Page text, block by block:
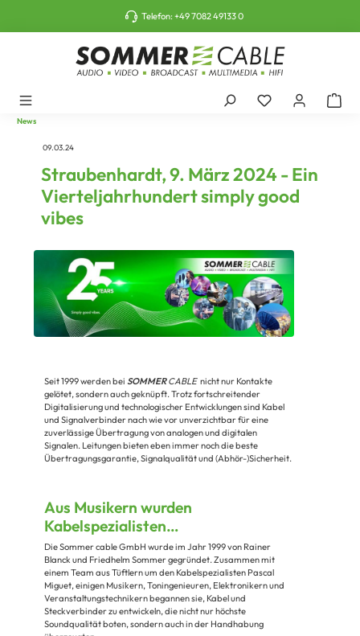
Telefon:+49 7082 49133 0
News
09.03.24
Straubenhardt, 9. März 2024 - Ein
Vierteljahrhundert simply good
vibes
Seit 1999 werden bei SOMMERCABLEnicht nur Kontakte
gelötet, sondern auch geknüpft. Trotz fortschreitender
Digitalisierung und technologischer Entwicklungen sind Kabel
und Signalverbinder nach wie vor unverzichtbar für eine
zuverlässige Übertragung von analogen und digitalen
Signalen. Leitungen bieten eben immer noch die beste
Übertragungsgarantie, Signalqualität und (Abhör-)Sicherheit.
Aus Musikern wurden
Kabelspezialisten…
Die Sommer cable GmbH wurde im Jahr 1999 von Rainer
Blanck und Friedhelm Sommer gegründet. Zusammen mit
einem Team aus Tüftlern um den Kabelspezialisten Pascal
Miguet, einigen Musikern, Toningenieuren, Elektronikern und
Veranstaltungstechnikern begannen sie, Kabel und
Steckverbinder zu entwickeln, die nicht nur höchste
Soundqualität boten, sondern auch in der Handhabung